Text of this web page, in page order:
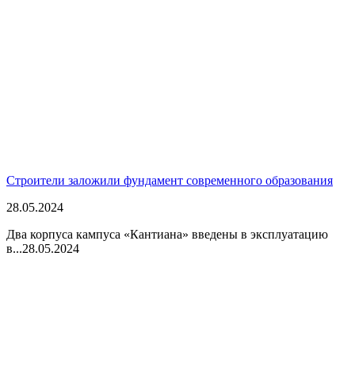
Строители заложили фундамент современного образования
28.05.2024
Два корпуса кампуса «Кантиана» введены в эксплуатацию
в...28.05.2024